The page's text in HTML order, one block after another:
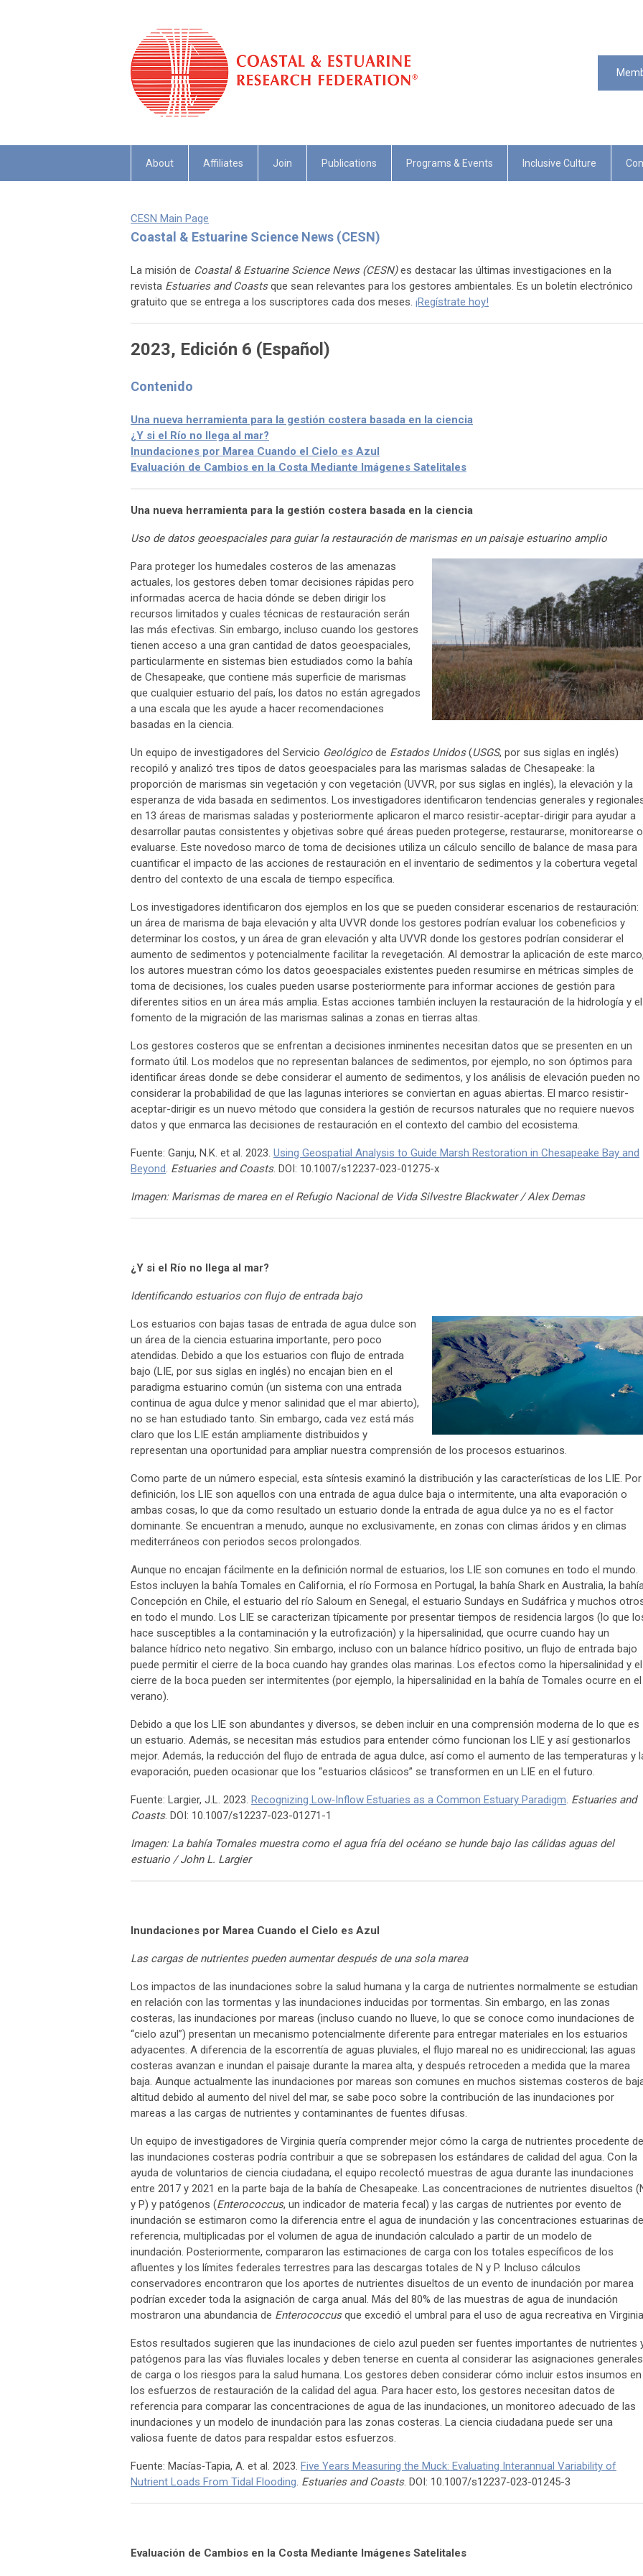
About Affiliates Join Publications Programs & Events Inclusive Culture
CESN Main Page
Coastal & Estuarine Science News (CESN)
La misión de Coastal & Estuarine Science News (CESN)es destacar las últimas investigaciones en la
revista Estuaries and Coastsque sean relevantes para los gestores ambientales. Es un boletín electrónico
gratuito que se entrega a los suscriptores cada dos meses. ¡Regístrate hoy!
2023, Edición 6 (Español)
Contenido
Una nueva herramienta para la gestión costera basada en la ciencia
¿Y si el Río no llega al mar?
Inundaciones por Marea Cuando el Cielo es Azul
Evaluación de Cambios en la Costa Mediante Imágenes Satelitales
Una nueva herramienta para la gestión costera basada en la ciencia
Uso de datos geoespaciales para guiar la restauración de marismas en un paisaje estuarino amplio
Para proteger los humedales costeros de las amenazas
actuales, los gestores deben tomar decisiones rápidas pero
informadas acerca de hacia dónde se deben dirigir los
recursos limitados y cuales técnicas de restauración serán
las más efectivas. Sin embargo, incluso cuando los gestores
tienen acceso a una gran cantidad de datos geoespaciales,
particularmente en sistemas bien estudiados como la bahía
de Chesapeake, que contiene más superficie de marismas
que cualquier estuario del país, los datos no están agregados
a una escala que les ayude a hacer recomendaciones
basadas en la ciencia.
Un equipo de investigadores del Servicio Geológico de Estados Unidos(USGS, por sus siglas en inglés)
recopiló y analizó tres tipos de datos geoespaciales para las marismas saladas de Chesapeake: la
proporción de marismas sin vegetación y con vegetación (UVVR, por sus siglas en inglés), la elevación y la
esperanza de vida basada en sedimentos. Los investigadores identificaron tendencias generales y
en 13 áreas de marismas saladas y posteriormente aplicaron el marco resistir-aceptar-dirigir para ayudar a
desarrollar pautas consistentes y objetivas sobre qué áreas pueden protegerse, restaurarse, monitorearse o
evaluarse. Este novedoso marco de toma de decisiones utiliza un cálculo sencillo de balance de masa para
cuantificar el impacto de las acciones de restauración en el inventario de sedimentos y la cobertura vegetal
dentro del contexto de una escala de tiempo específica.
Los investigadores identificaron dos ejemplos en los que se pueden considerar escenarios de restauración:
un área de marisma de baja elevación y alta UVVR donde los gestores podrían evaluar los cobeneficios y
determinar los costos, y un área de gran elevación y alta UVVR donde los gestores podrían considerar el
aumento de sedimentos y potencialmente facilitar la revegetación. Al demostrar la aplicación de este
los autores muestran cómo los datos geoespaciales existentes pueden resumirse en métricas simples de
toma de decisiones, los cuales pueden usarse posteriormente para informar acciones de gestión para
diferentes sitios en un área más amplia. Estas acciones también incluyen la restauración de la hidrología y el
fomento de la migración de las marismas salinas a zonas en tierras altas.
Los gestores costeros que se enfrentan a decisiones inminentes necesitan datos que se presenten en un
formato útil. Los modelos que no representan balances de sedimentos, por ejemplo, no son óptimos para
identificar áreas donde se debe considerar el aumento de sedimentos, y los análisis de elevación pueden no
considerar la probabilidad de que las lagunas interiores se conviertan en aguas abiertas. El marco resistir-
aceptar-dirigir es un nuevo método que considera la gestión de recursos naturales que no requiere nuevos
datos y que enmarca las decisiones de restauración en el contexto del cambio del ecosistema.
Fuente: Ganju, N.K. et al. 2023. Using Geospatial Analysis to Guide Marsh Restoration in Chesapeake Bay and
Beyond. Estuaries and Coasts. DOI: 10.1007/s12237-023-01275-x
Imagen: Marismas de marea en el Refugio Nacional de Vida Silvestre Blackwater/ Alex Demas
¿Y si el Río no llega al mar?
Identificando estuarios con flujo de entrada bajo
Los estuarios con bajas tasas de entrada de agua dulce son
un área de la ciencia estuarina importante, pero poco
atendidas. Debido a que los estuarios con flujo de entrada
bajo (LIE, por sus siglas en inglés) no encajan bien en el
paradigma estuarino común (un sistema con una entrada
continua de agua dulce y menor salinidad que el mar abierto),
no se han estudiado tanto. Sin embargo, cada vez está más
claro que los LIE están ampliamente distribuidos y
representan una oportunidad para ampliar nuestra comprensión de los procesos estuarinos.
Como parte de un número especial, esta síntesis examinó la distribución y las características de los LIE. Por
definición, los LIE son aquellos con una entrada de agua dulce baja o intermitente, una alta evaporación o
ambas cosas, lo que da como resultado un estuario donde la entrada de agua dulce ya no es el factor
dominante. Se encuentran a menudo, aunque no exclusivamente, en zonas con climas áridos y en climas
mediterráneos con periodos secos prolongados.
Aunque no encajan fácilmente en la definición normal de estuarios, los LIE son comunes en todo el mundo.
Estos incluyen la bahía Tomales en California, el río Formosa en Portugal, la bahía Shark en Australia, la
Concepción en Chile, el estuario del río Saloum en Senegal, el estuario Sundays en Sudáfrica y muchos
en todo el mundo. Los LIE se caracterizan típicamente por presentar tiempos de residencia largos (lo que
hace susceptibles a la contaminación y la eutrofización) y la hipersalinidad, que ocurre cuando hay un
balance hídrico neto negativo. Sin embargo, incluso con un balance hídrico positivo, un flujo de entrada bajo
puede permitir el cierre de la boca cuando hay grandes olas marinas. Los efectos como la hipersalinidad y el
cierre de la boca pueden ser intermitentes (por ejemplo, la hipersalinidad en la bahía de Tomales ocurre en el
verano).
Debido a que los LIE son abundantes y diversos, se deben incluir en una comprensión moderna de lo que es
un estuario. Además, se necesitan más estudios para entender cómo funcionan los LIE y así gestionarlos
mejor. Además, la reducción del flujo de entrada de agua dulce, así como el aumento de las temperaturas y
evaporación, pueden ocasionar que los “estuarios clásicos” se transformen en un LIE en el futuro.
Fuente: Largier, J.L. 2023. Recognizing Low‑Inflow Estuaries as a Common Estuary Paradigm. Estuaries and
Coasts. DOI: 10.1007/s12237-023-01271-1
Imagen: La bahía Tomales muestra como el agua fría del océano se hunde bajo las cálidas aguas del
estuario / John L. Largier
Inundaciones por Marea Cuando el Cielo es Azul
Las cargas de nutrientes pueden aumentar después de una sola marea
Los impactos de las inundaciones sobre la salud humana y la carga de nutrientes normalmente se estudian
en relación con las tormentas y las inundaciones inducidas por tormentas. Sin embargo, en las zonas
costeras, las inundaciones por mareas (incluso cuando no llueve, lo que se conoce como inundaciones de
“cielo azul”) presentan un mecanismo potencialmente diferente para entregar materiales en los estuarios
adyacentes. A diferencia de la escorrentía de aguas pluviales, el flujo mareal no es unidireccional; las aguas
costeras avanzan e inundan el paisaje durante la marea alta, y después retroceden a medida que la marea
baja. Aunque actualmente las inundaciones por mareas son comunes en muchos sistemas costeros de
altitud debido al aumento del nivel del mar, se sabe poco sobre la contribución de las inundaciones por
mareas a las cargas de nutrientes y contaminantes de fuentes difusas.
Un equipo de investigadores de Virginia quería comprender mejor cómo la carga de nutrientes procedente de
las inundaciones costeras podría contribuir a que se sobrepasen los estándares de calidad del agua. Con la
ayuda de voluntarios de ciencia ciudadana, el equipo recolectó muestras de agua durante las inundaciones
entre 2017 y 2021 en la parte baja de la bahía de Chesapeake. Las concentraciones de nutrientes disueltos
y P) y patógenos (Enterococcus, un indicador de materia fecal) y las cargas de nutrientes por evento de
inundación se estimaron como la diferencia entre el agua de inundación y las concentraciones estuarinas de
referencia, multiplicadas por el volumen de agua de inundación calculado a partir de un modelo de
inundación. Posteriormente, compararon las estimaciones de carga con los totales específicos de los
afluentes y los límites federales terrestres para las descargas totales de N y P. Incluso cálculos
conservadores encontraron que los aportes de nutrientes disueltos de un evento de inundación por marea
podrían exceder toda la asignación de carga anual. Más del 80% de las muestras de agua de inundación
mostraron una abundancia de Enterococcusque excedió el umbral para el uso de agua recreativa en
Estos resultados sugieren que las inundaciones de cielo azul pueden ser fuentes importantes de nutrientes
patógenos para las vías fluviales locales y deben tenerse en cuenta al considerar las asignaciones generales
de carga o los riesgos para la salud humana. Los gestores deben considerar cómo incluir estos insumos en
los esfuerzos de restauración de la calidad del agua. Para hacer esto, los gestores necesitan datos de
referencia para comparar las concentraciones de agua de las inundaciones, un monitoreo adecuado de las
inundaciones y un modelo de inundación para las zonas costeras. La ciencia ciudadana puede ser una
valiosa fuente de datos para respaldar estos esfuerzos.
Fuente: Macías‑Tapia, A. et al. 2023. Five Years Measuring the Muck: Evaluating Interannual Variability of
Nutrient Loads From Tidal Flooding. Estuaries and Coasts. DOI: 10.1007/s12237-023-01245-3
Evaluación de Cambios en la Costa Mediante Imágenes Satelitales